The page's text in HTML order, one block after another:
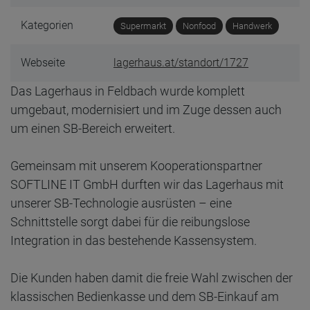
Kategorien Supermarkt Nonfood Handwerk
Webseite lagerhaus.at/standort/1727
Das Lagerhaus in Feldbach wurde komplett
umgebaut, modernisiert und im Zuge dessen auch
um einen SB-Bereich erweitert.
Gemeinsam mit unserem Kooperationspartner
SOFTLINE IT GmbH durften wir das Lagerhaus mit
unserer SB-Technologie ausrüsten – eine
Schnittstelle sorgt dabei für die reibungslose
Integration in das bestehende Kassensystem.
Die Kunden haben damit die freie Wahl zwischen der
klassischen Bedienkasse und dem SB-Einkauf am